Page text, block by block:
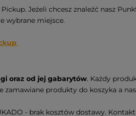
Jeżeli chcesz znaleźć nasz
wybrane miejsce.
oraz od jej gabarytów. Każdy
zamawiane produkty do koszyka a
- brak kosztów dostawy.